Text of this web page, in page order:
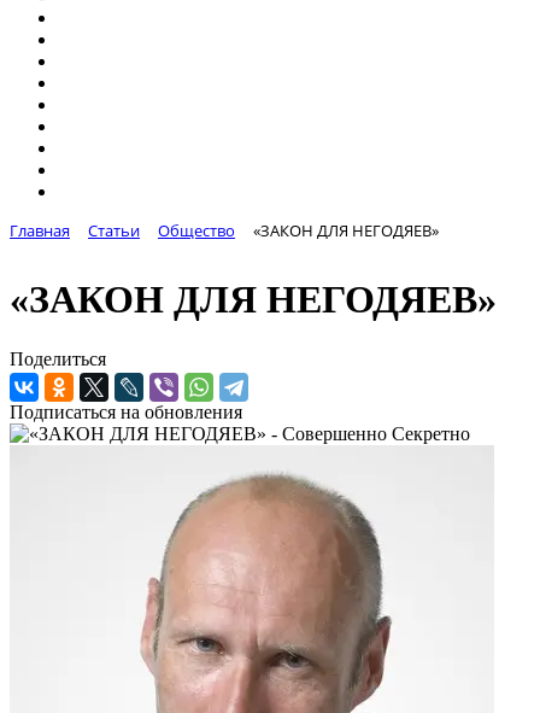
Главная Статьи Общество «ЗАКОН ДЛЯ НЕГОДЯЕВ»
«ЗАКОН ДЛЯ НЕГОДЯЕВ»
Поделиться
Подписаться на обновления